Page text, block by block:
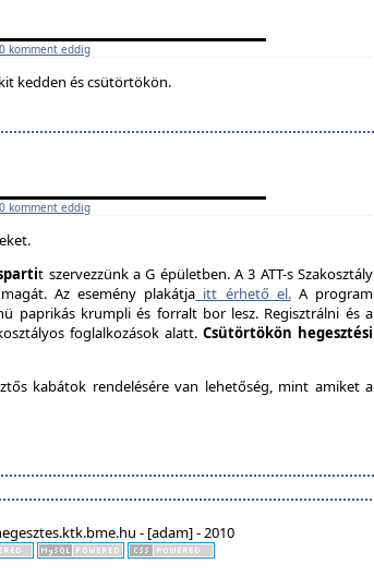
0 komment eddig
kedden és csütörtökön.
0 komment eddig
t szervezzünk a G épületben. A 3 ATT-s Szakosztály
Az esemény plakátja itt érhető el.A program
paprikás krumpli és forralt bor lesz. Regisztrálni és a
foglalkozások alatt.Csütörtökön hegesztési
kabátok rendelésére van lehetőség, mint amiket a
- [adam] - 2010